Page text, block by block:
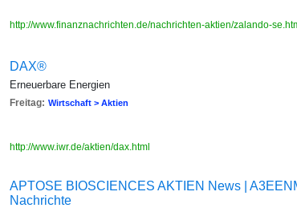
http://www.finanznachrichten.de/nachrichten-aktien/zalando-
DAX®
Erneuerbare Energien
Freitag: Wirtschaft > Aktien
http://www.iwr.de/aktien/dax.html
APTOSE BIOSCIENCES AKTIEN News |
Nachrichte